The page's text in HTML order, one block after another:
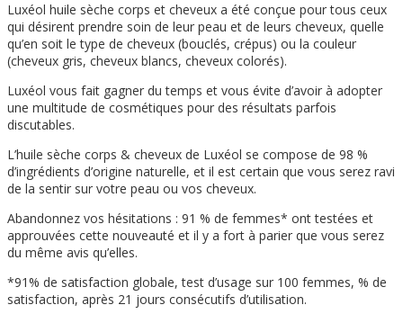
Luxéol huile sèche corps et cheveux a été conçue pour tous ceux
qui désirent prendre soin de leur peau et de leurs cheveux, quelle
qu’en soit le type de cheveux (bouclés, crépus) ou la couleur
(cheveux gris, cheveux blancs, cheveux colorés).
Luxéol vous fait gagner du temps et vous évite d’avoir à adopter
une multitude de cosmétiques pour des résultats parfois
discutables.
L’huile sèche corps & cheveux de Luxéol se compose de 98 %
d’ingrédients d’origine naturelle, et il est certain que vous serez ravi
de la sentir sur votre peau ou vos cheveux.
Abandonnez vos hésitations : 91 % de femmes* ont testées et
approuvées cette nouveauté et il y a fort à parier que vous serez
du même avis qu’elles.
*91% de satisfaction globale, test d’usage sur 100 femmes, % de
satisfaction, après 21 jours consécutifs d’utilisation.